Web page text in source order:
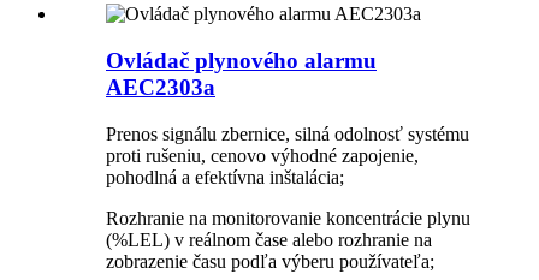
Ovládač plynového alarmu
AEC2303a
Prenos signálu zbernice, silná odolnosť systému
proti rušeniu, cenovo výhodné zapojenie,
pohodlná a efektívna inštalácia;
Rozhranie na monitorovanie koncentrácie plynu
(%LEL) v reálnom čase alebo rozhranie na
zobrazenie času podľa výberu používateľa;